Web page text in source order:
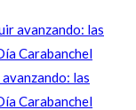
las
Carabanchel